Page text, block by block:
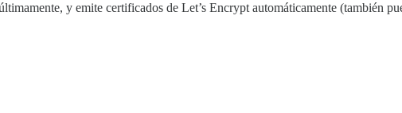
y emite certificados de Let’s Encrypt automáticamente (también